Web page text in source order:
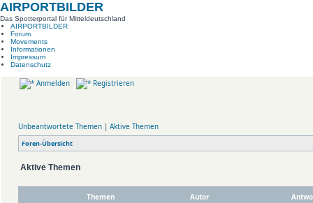
AIRPORTBILDER
Das Spotterportal für Mitteldeutschland
AIRPORTBILDER
Forum
Movements
Informationen
Impressum
Datenschutz
Anmelden Registrieren
Unbeantwortete Themen | Aktive Themen
Foren-Übersicht
Aktive Themen
Themen Autor